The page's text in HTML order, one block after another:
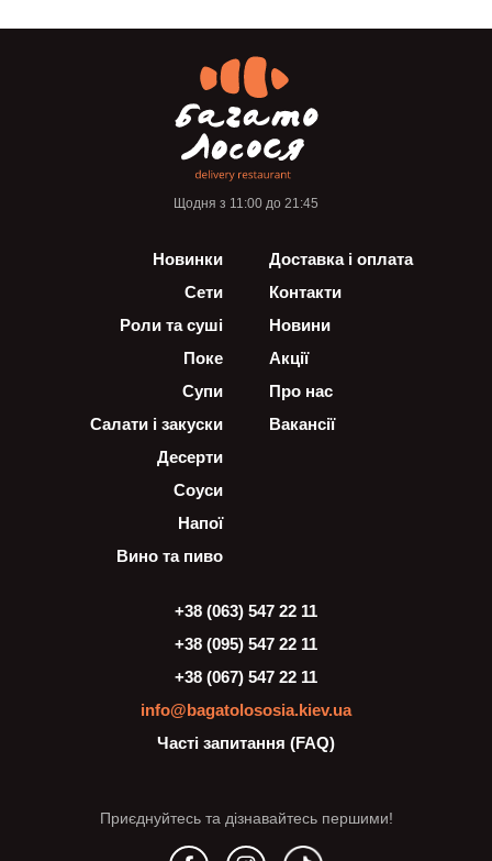
Щодня з 11:00 до 21:45
Новинки
Сети
Роли та суші
Поке
Супи
Салати і закуски
Десерти
Соуси
Напої
Вино та пиво
Доставка і оплата
Контакти
Новини
Акції
Про нас
Вакансії
+38 (063) 547 22 11
+38 (095) 547 22 11
+38 (067) 547 22 11
info@bagatolososia.kiev.ua
Часті запитання (FAQ)
Приєднуйтесь та дізнавайтесь першими!